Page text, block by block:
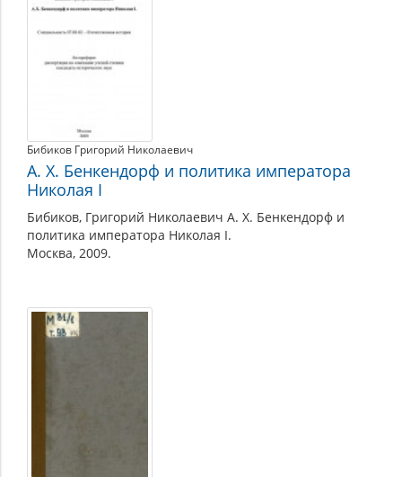
Бибиков Григорий Николаевич
А. Х. Бенкендорф и политика императора
Николая I
Бибиков, Григорий Николаевич А. Х. Бенкендорф и
политика императора Николая I.
Москва, 2009.